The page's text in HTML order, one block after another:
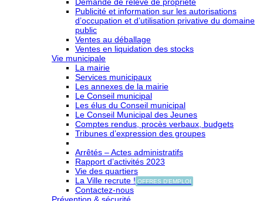
Publicité et information sur les autorisations
d’occupation et d’utilisation privative du domaine
public
Ventes au déballage
Ventes en liquidation des stocks
Vie municipale
La mairie
Services municipaux
Les annexes de la mairie
Le Conseil municipal
Les élus du Conseil municipal
Le Conseil Municipal des Jeunes
Comptes rendus, procès verbaux, budgets
Tribunes d’expression des groupes
Arrêtés – Actes administratifs
Rapport d’activités 2023
Vie des quartiers
La Ville recrute ! OFFRES D'EMPLOI
Contactez-nous